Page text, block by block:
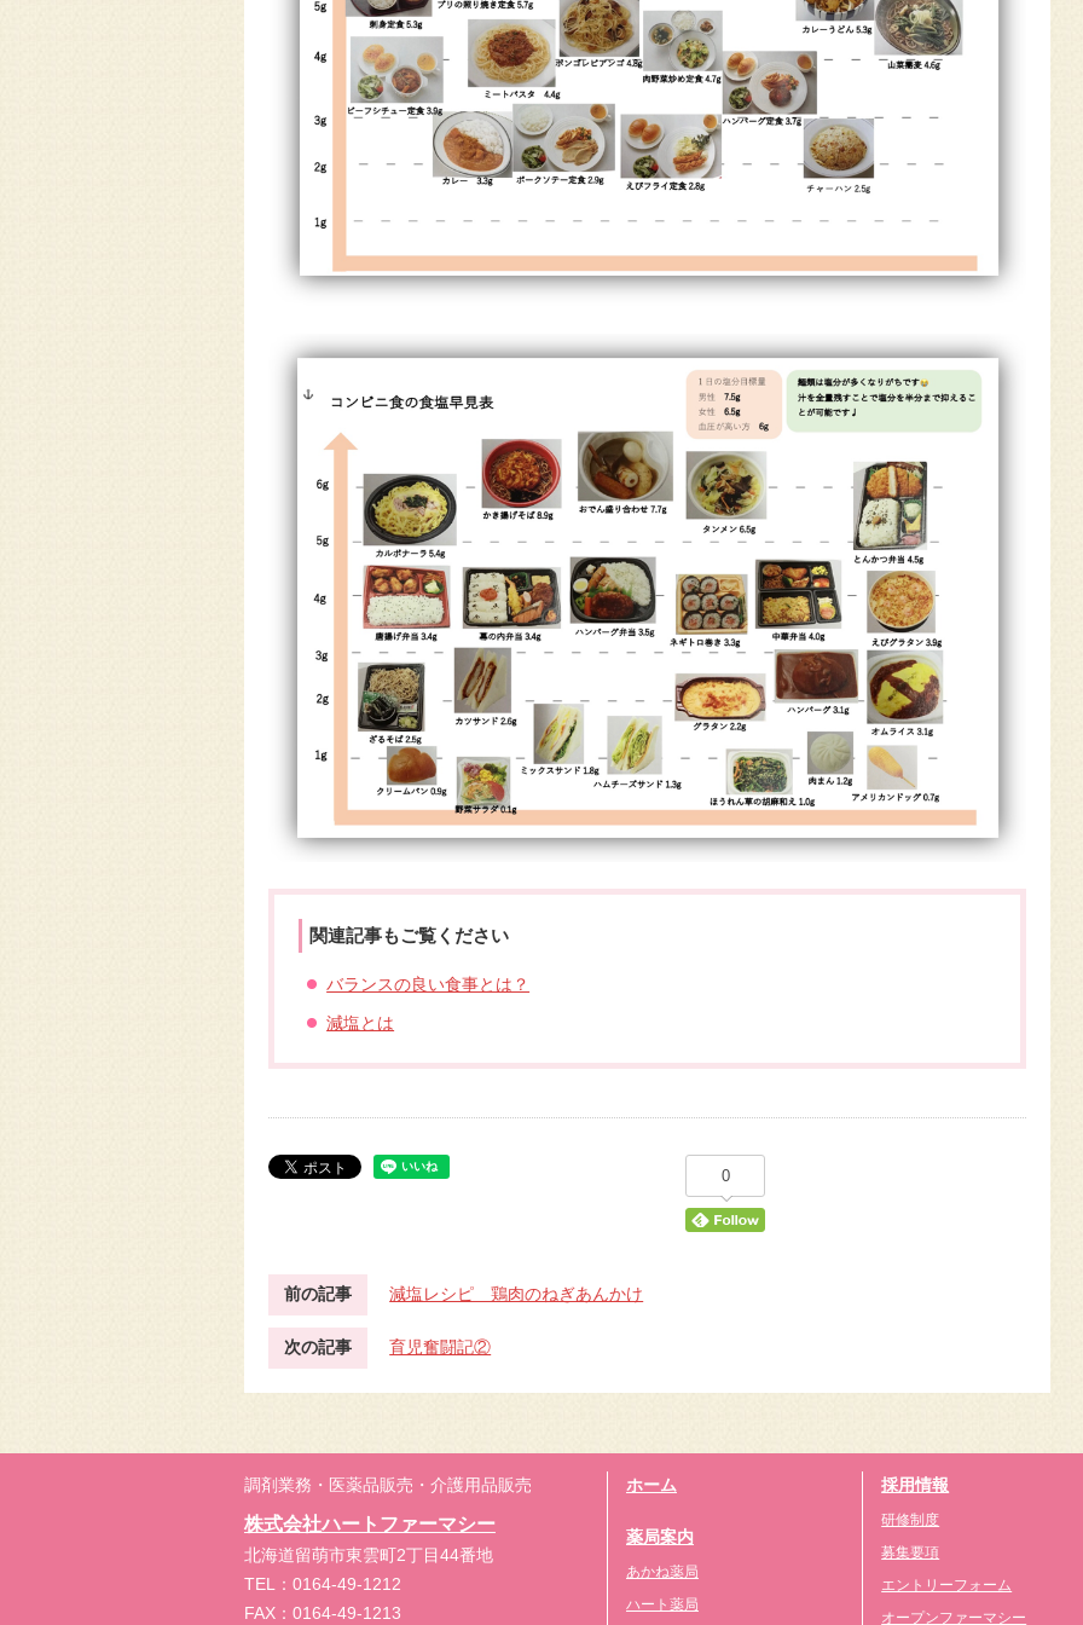
関連記事もご覧ください
バランスの良い食事とは？
減塩とは
0
前の記事 減塩レシピ 鶏肉のねぎあんかけ
次の記事 育児奮闘記②
ホーム
薬局案内
あかね薬局
ハート薬局
採用情報
研修制度
募集要項
エントリーフォーム
オープンファーマシー
調剤業務・医薬品販売・介護用品販売
株式会社ハートファーマシー
北海道留萌市東雲町2丁目44番地
TEL：0164-49-1212
FAX：0164-49-1213